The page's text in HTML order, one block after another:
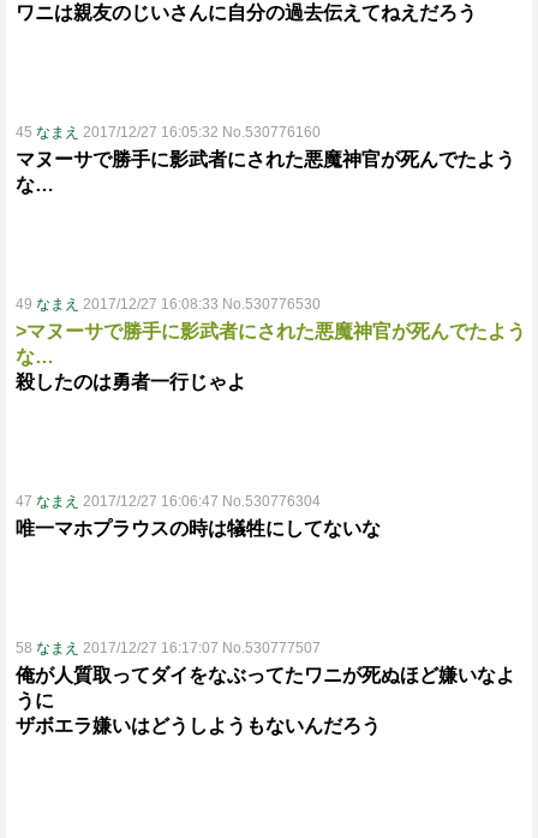
ワニは親友のじいさんに自分の過去伝えてねえだろう
45 なまえ 2017/12/27 16:05:32 No.530776160
マヌーサで勝手に影武者にされた悪魔神官が死んでたよう
な…
49 なまえ 2017/12/27 16:08:33 No.530776530
>マヌーサで勝手に影武者にされた悪魔神官が死んでたよう
な…
殺したのは勇者一行じゃよ
47 なまえ 2017/12/27 16:06:47 No.530776304
唯一マホプラウスの時は犠牲にしてないな
58 なまえ 2017/12/27 16:17:07 No.530777507
俺が人質取ってダイをなぶってたワニが死ぬほど嫌いなよ
うに
ザボエラ嫌いはどうしようもないんだろう